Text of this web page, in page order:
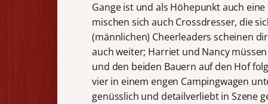
Gange ist und als Höhepunkt auch
mischen sich auch Crossdresser, die
(männlichen) Cheerleaders scheinen
auch weiter; Harriet und Nancy
und den beiden Bauern auf den Hof
vier in einem engen Campingwagen
genüsslich und detailverliebt in Szene